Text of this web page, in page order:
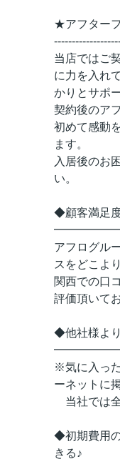
★アフター
当店ではご
に力を入れ
かりとサポ
契約後のア
初めて感動
ます。
入居後のお
い。
◆顧客満足
アフログル
スをどこよ
関西での口
評価頂いて
◆他社様よ
※気に入っ
ーネットに
当社では全
◆初期費用
きる♪